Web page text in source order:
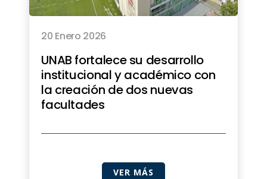
20 Enero 2026
UNAB fortalece su desarrollo
institucional y académico con
la creación de dos nuevas
facultades
VER MÁS